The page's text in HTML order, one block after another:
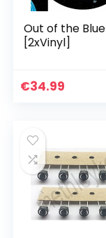
Out of the Blue
[2xVinyl]
€34.99